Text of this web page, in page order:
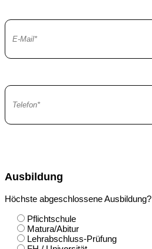
Ausbildung
Höchste abgeschlossene Ausbildung?
Pflichtschule
Matura/Abitur
Lehrabschluss-Prüfung